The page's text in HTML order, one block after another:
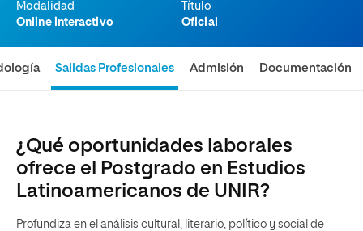
Modalidad
Online interactivo
Título
Oficial
Salidas Profesionales Admisión Documentación
¿Qué oportunidades laborales
ofrece el Postgrado en Estudios
Latinoamericanos de UNIR?
Profundiza en el análisis cultural, literario, político y social de